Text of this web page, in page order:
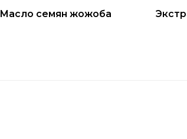
Масло семян жожоба